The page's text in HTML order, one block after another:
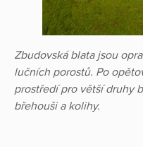
Zbudovská blata jsou
lučních porostů. Po
prostředí pro větší druhy
břehouši a kolihy.